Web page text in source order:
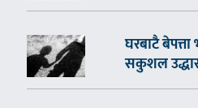
घरबाटै
सकुशल